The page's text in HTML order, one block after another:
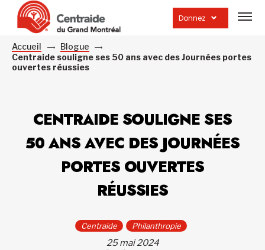
Donnez
la
Accueil
Blogue
Centraide souligne ses 50 ans avec des Journées portes
ouvertes réussies
CENTRAIDE SOULIGNE SES
50 ANS AVEC DES JOURNÉES
PORTES OUVERTES
RÉUSSIES
Centraide Philanthropie
25 mai 2024